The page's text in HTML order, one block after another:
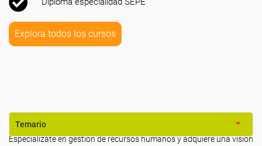
Explora todos los cursos
Temario
Especialízate en gestión de recursos humanos y adquiere una visión